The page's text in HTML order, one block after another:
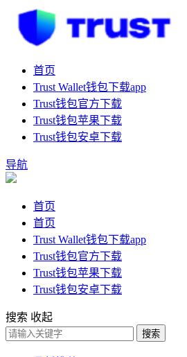
首页
Trust Wallet钱包下载app
Trust钱包官方下载
Trust钱包苹果下载
Trust钱包安卓下载
导航
首页
首页
Trust Wallet钱包下载app
Trust钱包官方下载
Trust钱包苹果下载
Trust钱包安卓下载
搜索 收起
搜索